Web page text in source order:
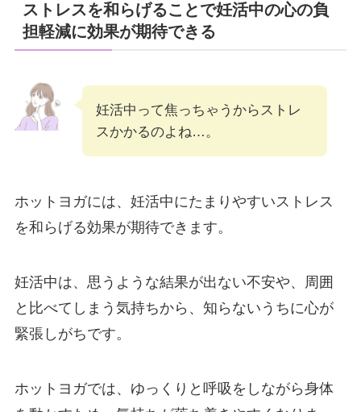
ストレスを和らげることで妊活中の心の負
担軽減に効果が期待できる
妊活中って焦っちゃうからストレ
スかかるのよね…。
ホットヨガには、妊活中にたまりやすいストレス
を和らげる効果が期待できます。
妊活中は、思うような結果が出ない不安や、周囲
と比べてしまう気持ちから、知らないうちに心が
緊張しがちです。
ホットヨガでは、ゆっくりと呼吸をしながら身体